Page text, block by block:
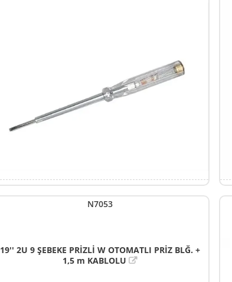
N7053
19'' 2U 9 ŞEBEKE PRİZLİ W OTOMATLI PRİZ BLĞ. +
1,5 m KABLOLU